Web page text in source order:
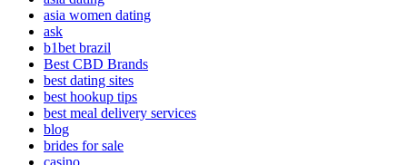
asia women dating
ask
b1bet brazil
Best CBD Brands
best dating sites
best hookup tips
best meal delivery services
blog
brides for sale